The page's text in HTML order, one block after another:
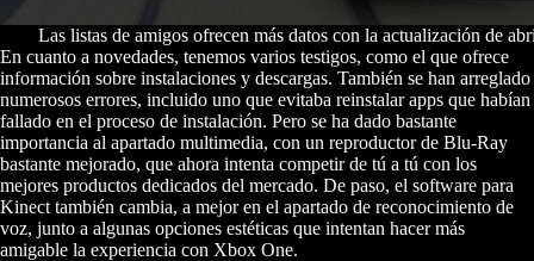
Las listas de amigos ofrecen más datos con la actualización de
En cuanto a novedades, tenemos varios testigos, como el que ofrece
información sobre instalaciones y descargas. También se han arreglado
numerosos errores, incluido uno que evitaba reinstalar apps que habían
fallado en el proceso de instalación. Pero se ha dado bastante
importancia al apartado multimedia, con un reproductor de Blu-Ray
bastante mejorado, que ahora intenta competir de tú a tú con los
mejores productos dedicados del mercado. De paso, el software para
Kinect también cambia, a mejor en el apartado de reconocimiento de
voz, junto a algunas opciones estéticas que intentan hacer más
amigable la experiencia con Xbox One.